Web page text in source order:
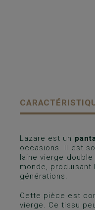
Lazare est un
occasions. Il est
laine vierge
monde, produisant
générations.
Cette pièce est
vierge. Ce tissu